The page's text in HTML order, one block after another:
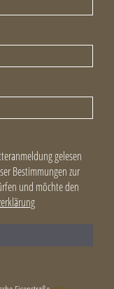
gelesen
Bestimmungen zur
und möchte den